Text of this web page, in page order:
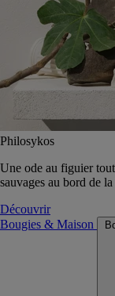
Philosykos
Une ode au figuier
sauvages au bord de
Découvrir
Bougies & Maison